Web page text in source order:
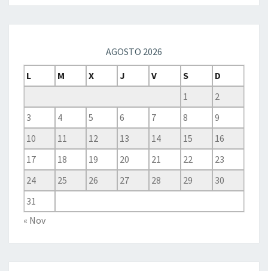
AGOSTO 2026
L
M X J V S
D
1
2
3
4 5 6 7 8
9
10
11 12 13 14 15
16
17
18 19 20 21 22
23
24
25 26 27 28 29
30
31
« Nov